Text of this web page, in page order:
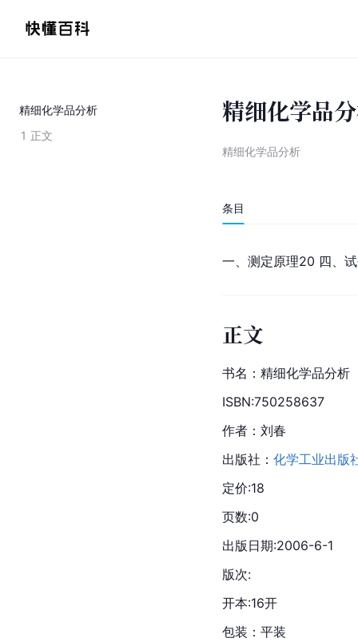
精细化学品分析
1 正文
精细化学品
精细化学品分析
条目
一、测定原理20 四、
正文
书名：精细化学品分析
ISBN:750258637
作者：刘春
出版社： 化学工业出版
定价:18
页数:0
出版日期:2006-6-1
版次:
开本:16开
包装：平装